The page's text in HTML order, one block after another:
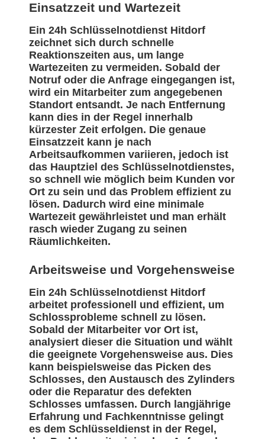
Einsatzzeit und Wartezeit
Ein 24h Schlüsselnotdienst Hitdorf
zeichnet sich durch schnelle
Reaktionszeiten aus, um lange
Wartezeiten zu vermeiden. Sobald der
Notruf oder die Anfrage eingegangen ist,
wird ein Mitarbeiter zum angegebenen
Standort entsandt. Je nach Entfernung
kann dies in der Regel innerhalb
kürzester Zeit erfolgen. Die genaue
Einsatzzeit kann je nach
Arbeitsaufkommen variieren, jedoch ist
das Hauptziel des Schlüsselnotdienstes,
so schnell wie möglich beim Kunden vor
Ort zu sein und das Problem effizient zu
lösen. Dadurch wird eine minimale
Wartezeit gewährleistet und man erhält
rasch wieder Zugang zu seinen
Räumlichkeiten.
Arbeitsweise und Vorgehensweise
Ein 24h Schlüsselnotdienst Hitdorf
arbeitet professionell und effizient, um
Schlossprobleme schnell zu lösen.
Sobald der Mitarbeiter vor Ort ist,
analysiert dieser die Situation und wählt
die geeignete Vorgehensweise aus. Dies
kann beispielsweise das Picken des
Schlosses, den Austausch des Zylinders
oder die Reparatur des defekten
Schlosses umfassen. Durch langjährige
Erfahrung und Fachkenntnisse gelingt
es dem Schlüsseldienst in der Regel,